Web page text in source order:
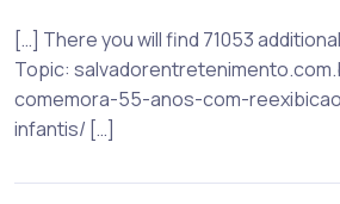
[…] There you will find 71053
Topic:
comemora-55-anos-com-
infantis/ […]